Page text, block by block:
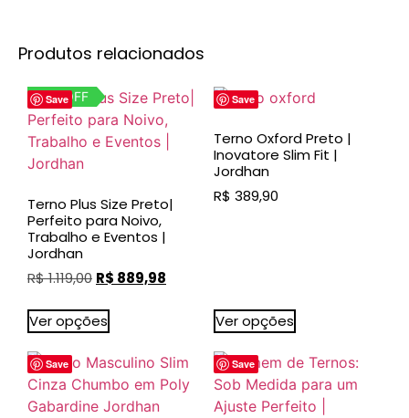
Produtos relacionados
Save
20% OFF
Terno Plus Size Preto|
Perfeito para Noivo,
Trabalho e Eventos |
Jordhan
R$1.119,00 R$ 889,98
Ver opções
Save
Terno Oxford Preto |
Inovatore Slim Fit |
Jordhan
R$ 389,90
Ver opções
Save Save